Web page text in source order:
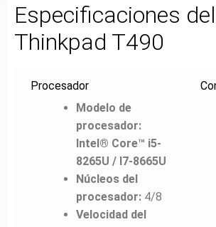
Especificaciones del
Thinkpad T490
Procesador
Modelo de
procesador:
Intel® Core™ i5-
8265U / I7-8665U
Núcleos del
procesador:4/8
Velocidad del